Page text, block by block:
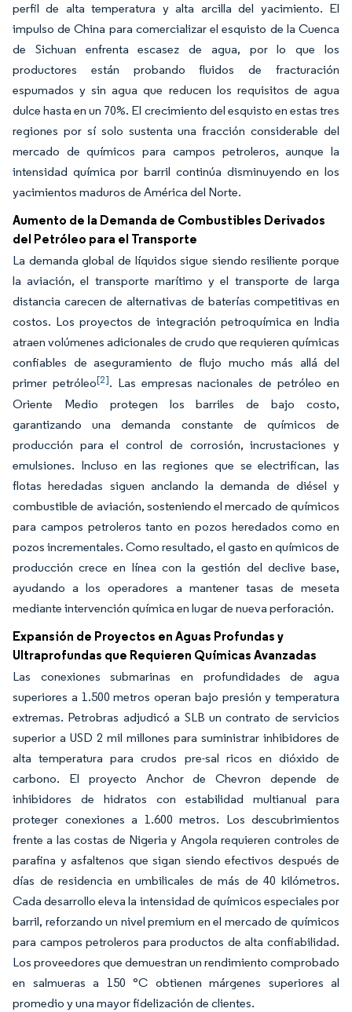
perfil de alta temperatura y alta arcilla del yacimiento. El
impulso de China para comercializar el esquisto de la Cuenca
de Sichuan enfrenta escasez de agua, por lo que los
productores están probando fluidos de fracturación
espumados y sin agua que reducen los requisitos de agua
dulce hasta en un 70%. El crecimiento del esquisto en estas tres
regiones por sí solo sustenta una fracción considerable del
mercado de químicos para campos petroleros, aunque la
intensidad química por barril continúa disminuyendo en los
yacimientos maduros de América del Norte.
Aumento de la Demanda de Combustibles Derivados
del Petróleo para el Transporte
La demanda global de líquidos sigue siendo resiliente porque
la aviación, el transporte marítimo y el transporte de larga
distancia carecen de alternativas de baterías competitivas en
costos. Los proyectos de integración petroquímica en India
atraen volúmenes adicionales de crudo que requieren químicas
confiables de aseguramiento de flujo mucho más allá del
primer petróleo[2]. Las empresas nacionales de petróleo en
Oriente Medio protegen los barriles de bajo costo,
garantizando una demanda constante de químicos de
producción para el control de corrosión, incrustaciones y
emulsiones. Incluso en las regiones que se electrifican, las
flotas heredadas siguen anclando la demanda de diésel y
combustible de aviación, sosteniendo el mercado de químicos
para campos petroleros tanto en pozos heredados como en
pozos incrementales. Como resultado, el gasto en químicos de
producción crece en línea con la gestión del declive base,
ayudando a los operadores a mantener tasas de meseta
mediante intervención química en lugar de nueva perforación.
Expansión de Proyectos en Aguas Profundas y
Ultraprofundas que Requieren Químicas Avanzadas
Las conexiones submarinas en profundidades de agua
superiores a 1.500 metros operan bajo presión y temperatura
extremas. Petrobras adjudicó a SLB un contrato de servicios
superior a USD 2 mil millones para suministrar inhibidores de
alta temperatura para crudos pre-sal ricos en dióxido de
carbono. El proyecto Anchor de Chevron depende de
inhibidores de hidratos con estabilidad multianual para
proteger conexiones a 1.600 metros. Los descubrimientos
frente a las costas de Nigeria y Angola requieren controles de
parafina y asfaltenos que sigan siendo efectivos después de
días de residencia en umbilicales de más de 40 kilómetros.
Cada desarrollo eleva la intensidad de químicos especiales por
barril, reforzando un nivel premium en el mercado de químicos
para campos petroleros para productos de alta confiabilidad.
Los proveedores que demuestran un rendimiento comprobado
en salmueras a 150 °C obtienen márgenes superiores al
promedio y una mayor fidelización de clientes.